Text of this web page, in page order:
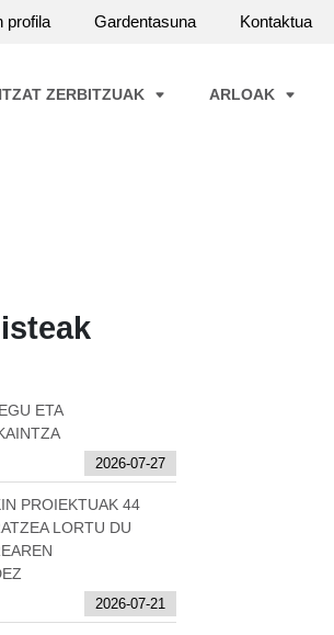
profila Gardentasuna Kontaktua
ZERBITZUAK ARLOAK
ETA
2026-07-27
PROIEKTUAK 44
LORTU DU
2026-07-21